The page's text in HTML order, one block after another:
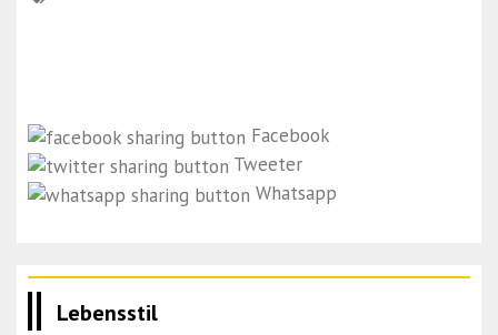
Facebook
Tweeter
Whatsapp
Lebensstil